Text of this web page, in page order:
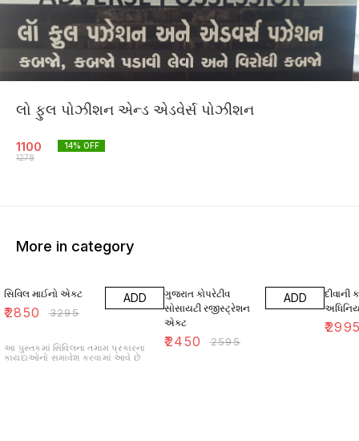
લો ફુલ પોઝીશન એન્ડ એડવેર્સ પોઝીશન
1100
1278
14% OFF
More in category
સિવિલ માઈનો એક્ટ
₹2850 ₹3295
ADD
આ પુસ્તકમાં સિવિલના તમામ પ્રકારના
કાયદાઓનો સમાવેશ કરવામાં આવે છે
ગુજરાત કોપરેટીવ
સોસાયટી રજીસ્ટ્રેશન
એક્ટ
₹2450 ₹2595
ADD
દીવાની
₹